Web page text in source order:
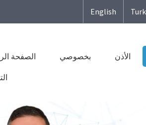
English
الصفحة بخصوصي الأذن